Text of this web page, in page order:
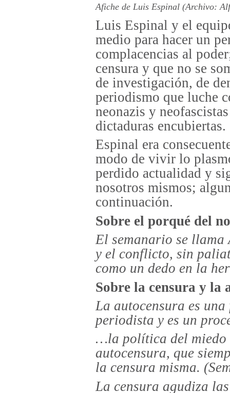
Afiche de Luis Espinal (Archivo:
Luis Espinal y el
medio para hacer un
complacencias al
censura y que no se
de investigación, de
periodismo que luche
neonazis y
dictaduras encubiertas.
Espinal era
modo de vivir lo
perdido actualidad y
nosotros mismos;
continuación.
Sobre el porqué del
El semanario se
y el conflicto, sin
como un dedo en la
Sobre la censura y la
La autocensura es
periodista y es un
…la política del miedo
autocensura, que
la censura misma.
La censura agudiza